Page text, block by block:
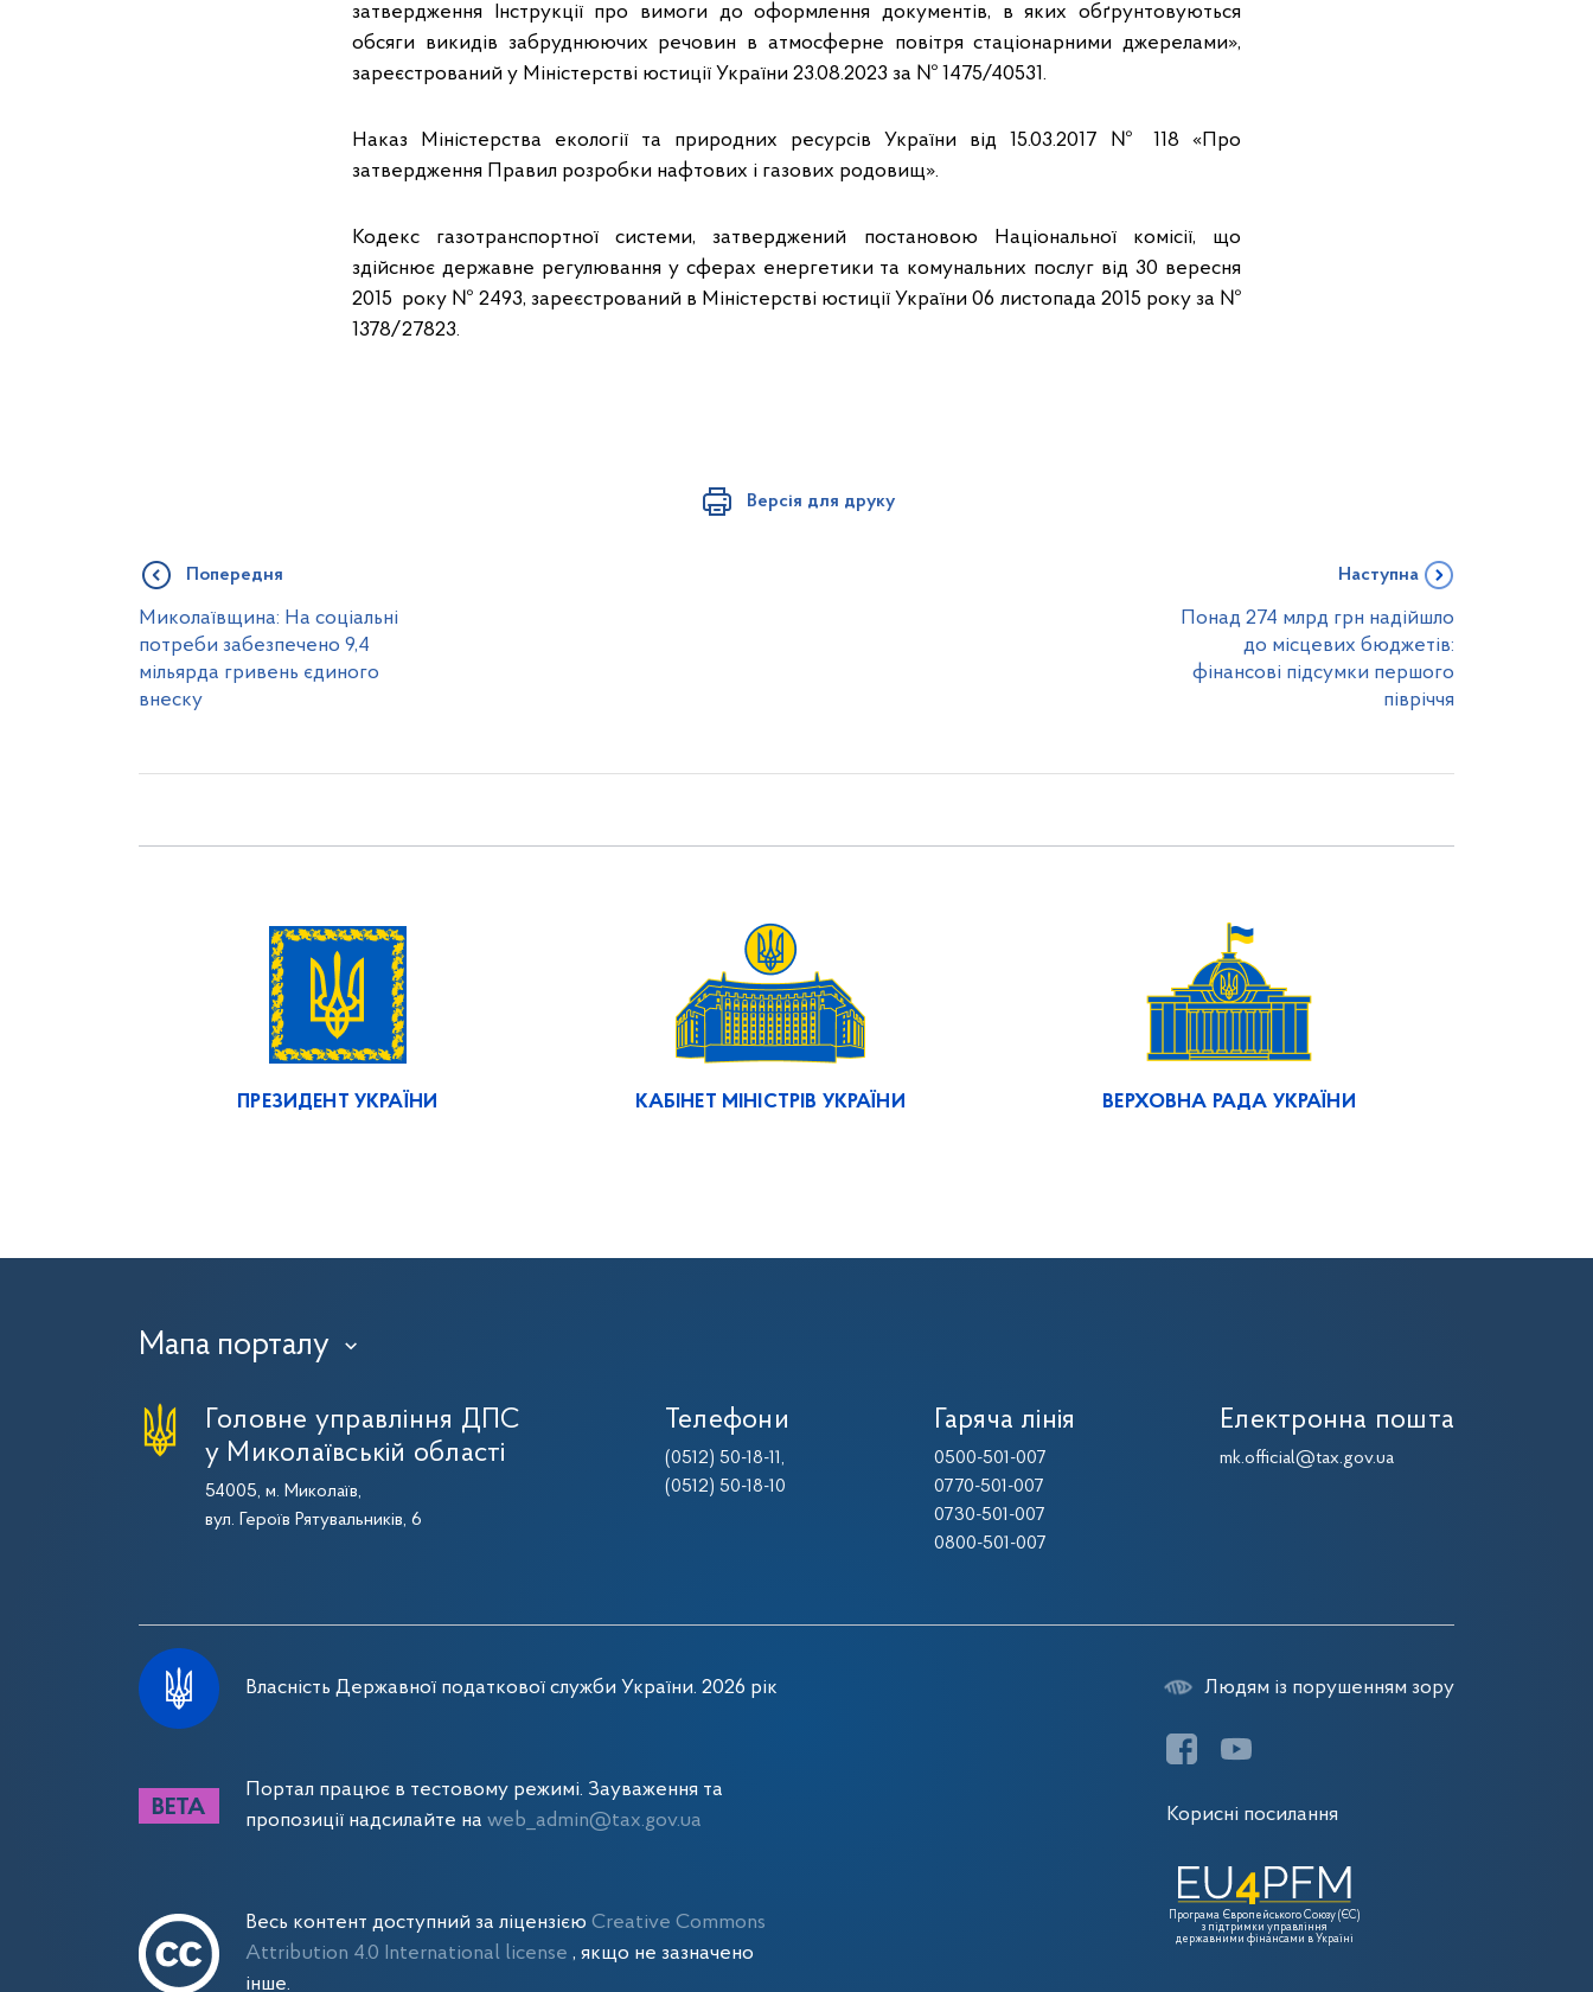
затвердження Інструкції про вимоги до оформлення документів, в яких обґрунтовуються
обсяги викидів забруднюючих речовин в атмосферне повітря стаціонарними джерелами»,
зареєстрований у Міністерстві юстиції України 23.08.2023 за № 1475/40531.
Наказ Міністерства екології та природних ресурсів України від 15.03.2017 № 118 «Про
затвердження Правил розробки нафтових і газових родовищ».
Кодекс газотранспортної системи, затверджений постановою Національної комісії, що
здійснює державне регулювання у сферах енергетики та комунальних послуг від 30 вересня
2015 року № 2493, зареєстрований в Міністерстві юстиції України 06 листопада 2015 року за №
1378/27823.
Версія для друку
Попередня
Миколаївщина: На соціальні
потреби забезпечено 9,4
мільярда гривень єдиного
внеску
Наступна
Понад 274 млрд грн надійшло
до місцевих бюджетів:
фінансові підсумки першого
півріччя
ПРЕЗИДЕНТ УКРАЇНИ КАБІНЕТ МІНІСТРІВ УКРАЇНИ ВЕРХОВНА РАДА УКРАЇНИ
Мапа порталу ›
Головне управління ДПС
у Миколаївській області
54005, м. Миколаїв,
вул. Героїв Рятувальників, 6
Телефони
(0512) 50-18-11 ,
(0512) 50-18-10
Гаряча лінія
0500-501-007
0770-501-007
0730-501-007
0800-501-007
Електронна пошта
mk.official@tax.gov.ua
Власність Державної податкової служби України. 2026 рік
Портал працює в тестовому режимі. Зауваження та
пропозиції надсилайте на web_admin@tax.gov.ua
Весь контент доступний за ліцензією Creative Commons
Attribution 4.0 International license , якщо не зазначено
інше.
Людям із порушенням зору
Корисні посилання
Програма Європейського Союзу (ЄС)
з підтримки управління
державними фінансами в Україні